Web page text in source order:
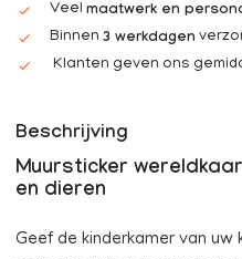
Veel maatwerk en
Binnen 3 werkdagen
Klanten geven ons
Beschrijving
Muursticker
en dieren
Geef de kinderkamer van